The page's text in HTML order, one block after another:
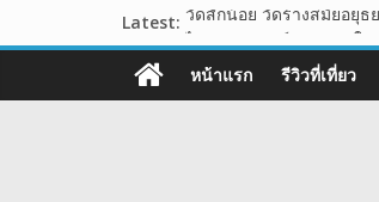
to
Latest: วัดสักน้อย วัดร้างสมัยอยุ
ไร่ทองสมบูรณ์คลับ เขาใ
อุทยานหินเขางู อ.เมืองร
เขาพระยาเดินธง จุดชมวิ
108guide
หน้าแรก รีวิวที่เที่ยว